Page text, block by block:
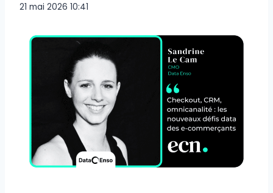
21 mai 2026 10:41